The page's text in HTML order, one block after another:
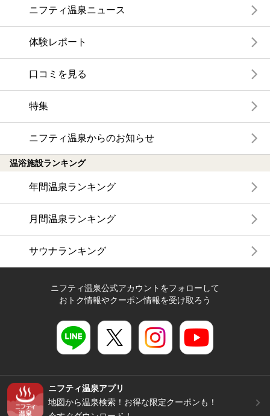
ニフティ温泉ニュース
体験レポート
口コミを見る
特集
ニフティ温泉からのお知らせ
温浴施設ランキング
年間温泉ランキング
月間温泉ランキング
サウナランキング
ニフティ温泉公式アカウントをフォローして
おトク情報やクーポン情報を受け取ろう
ニフティ温泉アプリ
地図から温泉検索！お得な限定クーポンも！